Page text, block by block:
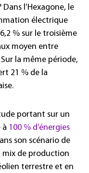
l’Hexagone, le
électrique
% sur le troisième
moyen entre
la même période,
21 % de la
portant sur un
à 100 % d’énergies
son scénario de
mix de production
terrestre et en